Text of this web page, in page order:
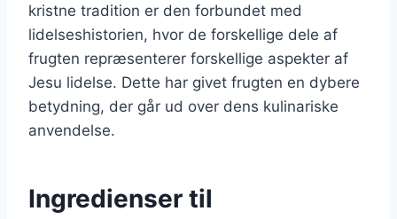
kristne tradition er den forbundet med
lidelseshistorien, hvor de forskellige dele af
frugten repræsenterer forskellige aspekter af
Jesu lidelse. Dette har givet frugten en dybere
betydning, der går ud over dens kulinariske
anvendelse.
Ingredienser til